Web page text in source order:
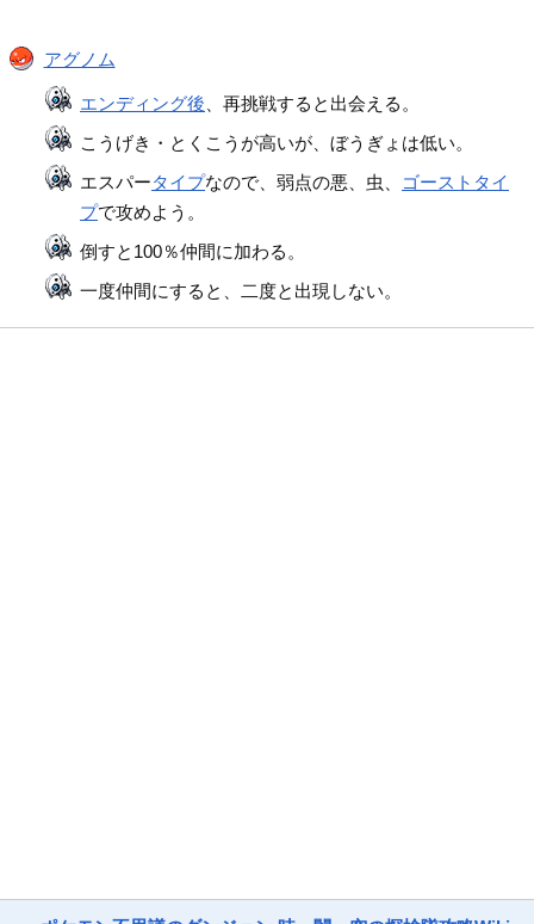
アグノム
エンディング後 、再挑戦すると出会える。
こうげき・とくこうが高いが、ぼうぎょは低い。
エスパータイプなので、弱点の悪、虫、 ゴースト タイ
プで攻めよう。
倒すと100％仲間に加わる。
一度仲間にすると、二度と出現しない。